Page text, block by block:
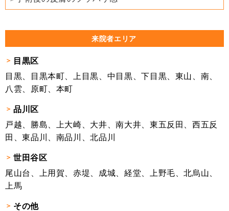
来院者エリア
目黒区
目黒、目黒本町、上目黒、中目黒、下目黒、東山、南、
八雲、原町、本町
品川区
戸越、勝島、上大崎、大井、南大井、東五反田、西五反
田、東品川、南品川、北品川
世田谷区
尾山台、上用賀、赤堤、成城、経堂、上野毛、北烏山、
上馬
その他